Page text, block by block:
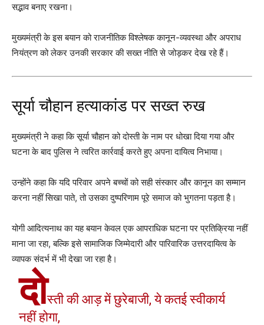
सद्भाव बनाए रखना।
मुख्यमंत्री के इस बयान को राजनीतिक विश्लेषक कानून-व्यवस्था और अपराध
नियंत्रण को लेकर उनकी सरकार की सख्त नीति से जोड़कर देख रहे हैं।
सूर्या चौहान हत्याकांड पर सख्त रुख
मुख्यमंत्री ने कहा कि सूर्या चौहान को दोस्ती के नाम पर धोखा दिया गया और
घटना के बाद पुलिस ने त्वरित कार्रवाई करते हुए अपना दायित्व निभाया।
उन्होंने कहा कि यदि परिवार अपने बच्चों को सही संस्कार और कानून का सम्मान
करना नहीं सिखा पाते, तो उसका दुष्परिणाम पूरे समाज को भुगतना पड़ता है।
योगी आदित्यनाथ का यह बयान केवल एक आपराधिक घटना पर प्रतिक्रिया नहीं
माना जा रहा, बल्कि इसे सामाजिक जिम्मेदारी और पारिवारिक उत्तरदायित्व के
व्यापक संदर्भ में भी देखा जा रहा है।
दोस्ती की आड़ में छुरेबाजी, ये कतई स्वीकार्य
नहीं होगा,